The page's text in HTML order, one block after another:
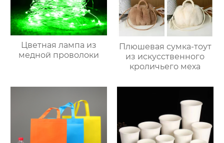
Цветная лампа из
медной проволоки
Плюшевая сумка-тоут
из искусственного
кроличьего меха